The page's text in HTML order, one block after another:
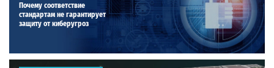
Почему соответствие
стандартам не гарантирует
защиту от киберугроз